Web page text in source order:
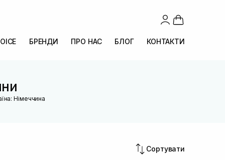
БРЕНДИ ПРО НАС БЛОГ КОНТАКТИ
Німеччина
Сортувати